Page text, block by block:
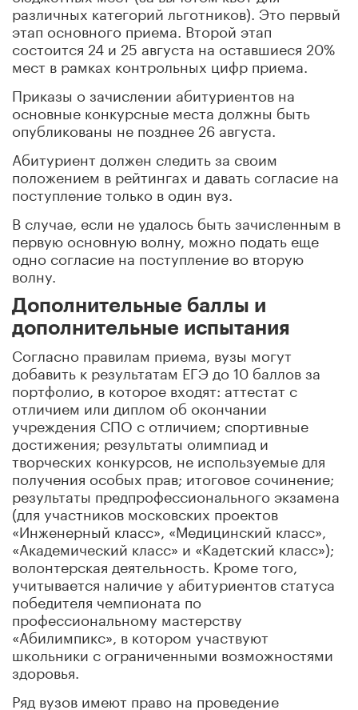
различных категорий льготников). Это первый
этап основного приема. Второй этап
состоится 24 и 25 августа на оставшиеся 20%
мест в рамках контрольных цифр приема.
Приказы о зачислении абитуриентов на
основные конкурсные места должны быть
опубликованы не позднее 26 августа.
Абитуриент должен следить за своим
положением в рейтингах и давать согласие на
поступление только в один вуз.
В случае, если не удалось быть зачисленным в
первую основную волну, можно подать еще
одно согласие на поступление во вторую
волну.
Дополнительные баллы и
дополнительные испытания
Согласно правилам приема, вузы могут
добавить к результатам ЕГЭ до 10 баллов за
портфолио, в которое входят: аттестат с
отличием или диплом об окончании
учреждения СПО с отличием; спортивные
достижения; результаты олимпиад и
творческих конкурсов, не используемые для
получения особых прав; итоговое сочинение;
результаты предпрофессионального экзамена
(для участников московских проектов
«Инженерный класс», «Медицинский класс»,
«Академический класс» и «Кадетский класс»);
волонтерская деятельность. Кроме того,
учитывается наличие у абитуриентов статуса
победителя чемпионата по
профессиональному мастерству
«Абилимпикс», в котором участвуют
школьники с ограниченными возможностями
здоровья.
Ряд вузов имеют право на проведение